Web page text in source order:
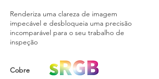
Renderiza uma clareza de imagem
impecável e desbloqueia uma precisão
incomparável para o seu trabalho de
inspeção
Cobre